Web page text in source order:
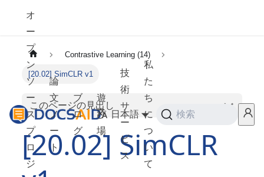
オ
ー
プ
ン
ソ
ー
ス
プ
ロ
ジ
論
文
ノ
ー
ト
ブ
ロ
グ
遊
び
場
技
術
サ
ー
ビ
ス
私
た
ち
に
つ
い
て
日本語 検索
Contrastive Learning (14)
[20.02] SimCLR v1
このページの見出し
[20.02] SimCLR